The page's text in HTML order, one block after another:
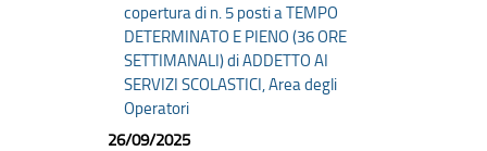
copertura di n. 5 posti a TEMPO
DETERMINATO E PIENO (36 ORE
SETTIMANALI) di ADDETTO AI
SERVIZI SCOLASTICI, Area degli
Operatori
26/09/2025